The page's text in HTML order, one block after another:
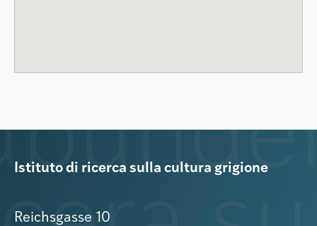
Istituto di ricerca sulla cultura grigione
Reichsgasse 10